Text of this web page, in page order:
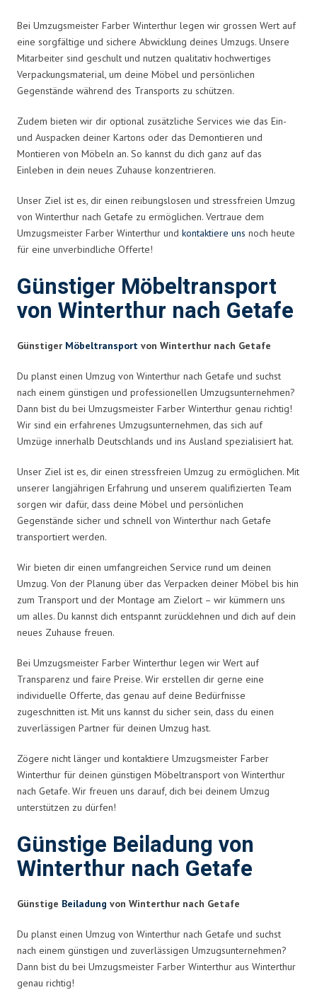
Bei Umzugsmeister Farber Winterthur legen wir grossen Wert auf
eine sorgfältige und sichere Abwicklung deines Umzugs. Unsere
Mitarbeiter sind geschult und nutzen qualitativ hochwertiges
Verpackungsmaterial, um deine Möbel und persönlichen
Gegenstände während des Transports zu schützen.
Zudem bieten wir dir optional zusätzliche Services wie das Ein-
und Auspacken deiner Kartons oder das Demontieren und
Montieren von Möbeln an. So kannst du dich ganz auf das
Einleben in dein neues Zuhause konzentrieren.
Unser Ziel ist es, dir einen reibungslosen und stressfreien Umzug
von Winterthur nach Getafe zu ermöglichen. Vertraue dem
Umzugsmeister Farber Winterthur und kontaktiere uns noch heute
für eine unverbindliche Offerte!
Günstiger Möbeltransport
von Winterthur nach Getafe
Günstiger Möbeltransport von Winterthur nach Getafe
Du planst einen Umzug von Winterthur nach Getafe und suchst
nach einem günstigen und professionellen Umzugsunternehmen?
Dann bist du bei Umzugsmeister Farber Winterthur genau richtig!
Wir sind ein erfahrenes Umzugsunternehmen, das sich auf
Umzüge innerhalb Deutschlands und ins Ausland spezialisiert hat.
Unser Ziel ist es, dir einen stressfreien Umzug zu ermöglichen. Mit
unserer langjährigen Erfahrung und unserem qualifizierten Team
sorgen wir dafür, dass deine Möbel und persönlichen
Gegenstände sicher und schnell von Winterthur nach Getafe
transportiert werden.
Wir bieten dir einen umfangreichen Service rund um deinen
Umzug. Von der Planung über das Verpacken deiner Möbel bis hin
zum Transport und der Montage am Zielort – wir kümmern uns
um alles. Du kannst dich entspannt zurücklehnen und dich auf dein
neues Zuhause freuen.
Bei Umzugsmeister Farber Winterthur legen wir Wert auf
Transparenz und faire Preise. Wir erstellen dir gerne eine
individuelle Offerte, das genau auf deine Bedürfnisse
zugeschnitten ist. Mit uns kannst du sicher sein, dass du einen
zuverlässigen Partner für deinen Umzug hast.
Zögere nicht länger und kontaktiere Umzugsmeister Farber
Winterthur für deinen günstigen Möbeltransport von Winterthur
nach Getafe. Wir freuen uns darauf, dich bei deinem Umzug
unterstützen zu dürfen!
Günstige Beiladung von
Winterthur nach Getafe
Günstige Beiladung von Winterthur nach Getafe
Du planst einen Umzug von Winterthur nach Getafe und suchst
nach einem günstigen und zuverlässigen Umzugsunternehmen?
Dann bist du bei Umzugsmeister Farber Winterthur aus Winterthur
genau richtig!